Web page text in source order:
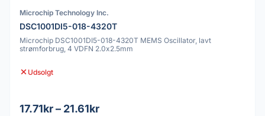
Microchip Technology Inc.
DSC1001DI5-018-4320T
Microchip DSC1001DI5-018-4320T MEMS Oscillator, lavt
strømforbrug, 4 VDFN 2.0x2.5mm
Udsolgt
17.71kr – 21.61kr